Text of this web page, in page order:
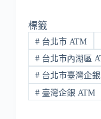
標籤
#台北市 ATM
#台北市內湖區
#台北市臺灣企
#臺灣企銀 ATM